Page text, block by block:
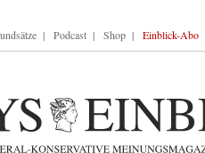
Podcast Shop Einblick-Abo